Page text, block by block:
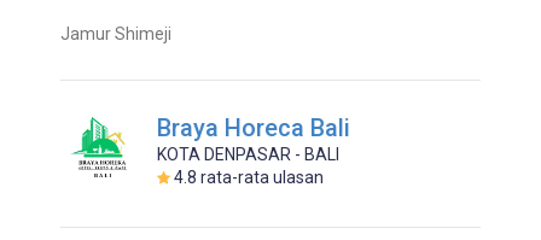
Jamur Shimeji
Braya Horeca Bali
KOTA DENPASAR - BALI
4.8 rata-rata ulasan